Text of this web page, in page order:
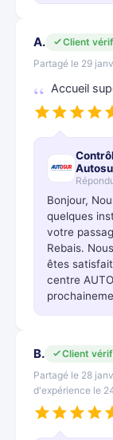
A.
Client
Partagé le 29
Accueil
Bonjour,
quelques
votre
Rebais.
êtes
centre
B.
Client
Partagé le 28
d'expérience le